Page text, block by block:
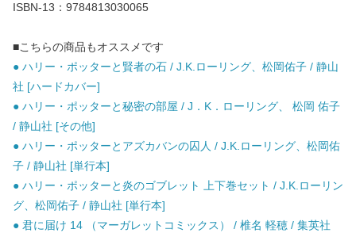
ISBN-13：9784813030065
■こちらの商品もオススメです
● ハリー・ポッターと賢者の石 / J.K.ローリング、松岡佑子 / 静山
社 [ハードカバー]
● ハリー・ポッターと秘密の部屋 / J．K．ローリング、 松岡 佑子
/ 静山社 [その他]
● ハリー・ポッターとアズカバンの囚人 / J.K.ローリング、松岡佑
子 / 静山社 [単行本]
● ハリー・ポッターと炎のゴブレット 上下巻セット / J.K.ローリン
グ、松岡佑子 / 静山社 [単行本]
● 君に届け 14 （マーガレットコミックス） / 椎名 軽穂 / 集英社